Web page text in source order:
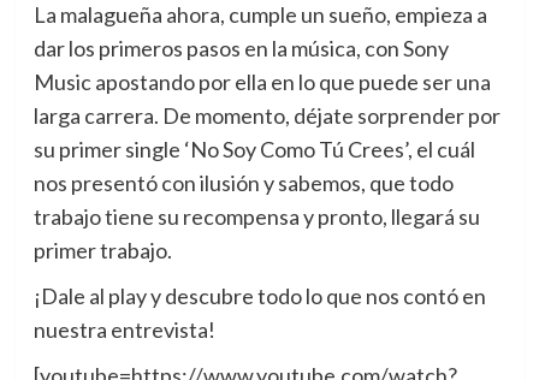
La malagueña ahora, cumple un sueño, empieza a
dar los primeros pasos en la música, con Sony
Music apostando por ella en lo que puede ser una
larga carrera. De momento, déjate sorprender por
su primer single ‘No Soy Como Tú Crees’, el cuál
nos presentó con ilusión y sabemos, que todo
trabajo tiene su recompensa y pronto, llegará su
primer trabajo.
¡Dale al play y descubre todo lo que nos contó en
nuestra entrevista!